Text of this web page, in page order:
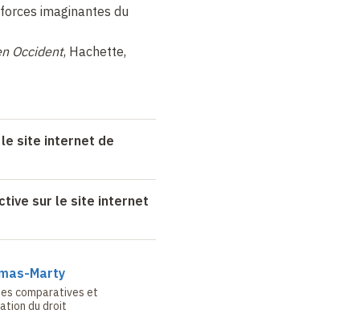
imaginantes du
Occident, Hachette,
site internet de
sur le site internet
Marty
comparatives et
du droit